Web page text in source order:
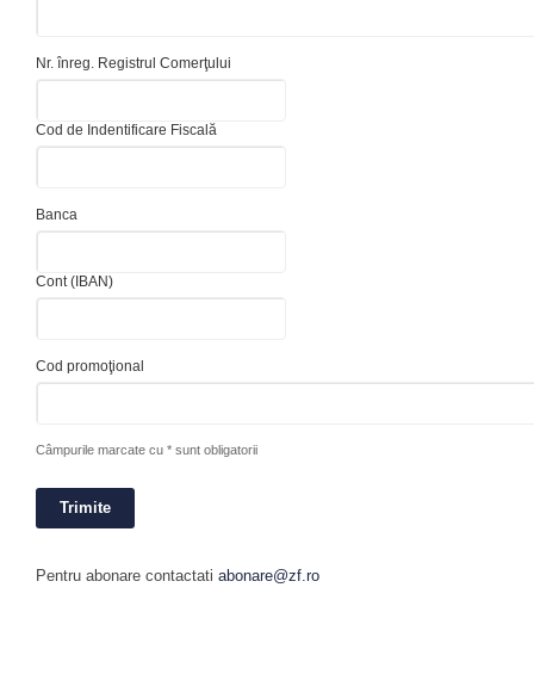
Nr. înreg. Registrul Comerţului
Cod de Indentificare Fiscală
Banca
Cont (IBAN)
Cod promoţional
Câmpurile marcate cu * sunt obligatorii
Pentru abonare contactati abonare@zf.ro